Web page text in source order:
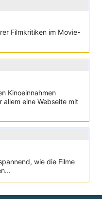
Filmkritiken im Movie-
Kinoeinnahmen
allem eine Webseite mit
wie die Filme